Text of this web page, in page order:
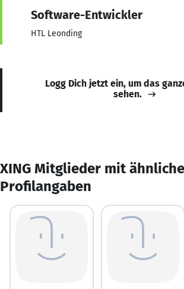
Software-Entwickler
HTL Leonding
Logg Dich jetzt ein, um das
sehen.
XING Mitglieder mit
Profilangaben